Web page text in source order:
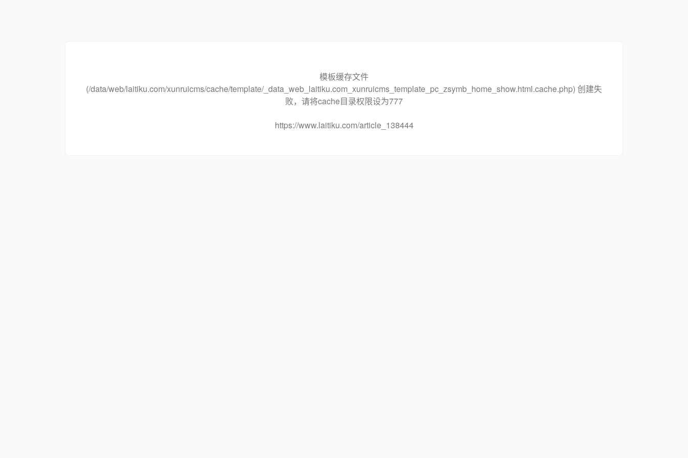
模板缓存文件
(/data/web/laitiku.com/xunruicms/cache/template/_data_web_laitiku.com_xunruicms_template_pc_zsymb_home_show.html.cache.php) 创建失
败，请将cache目录权限设为777
https://www.laitiku.com/article_138444